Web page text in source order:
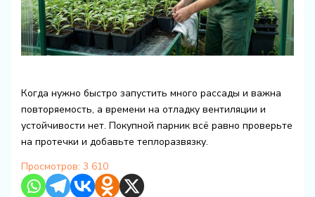
Когда нужно быстро запустить много рассады и важна
повторяемость, а времени на отладку вентиляции и
устойчивости нет. Покупной парник всё равно проверьте
на протечки и добавьте теплоразвязку.
Просмотров: 3 610